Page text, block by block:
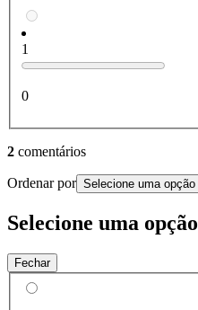
1
0
2 comentários
Ordenar por Selecione uma opção
Selecione uma opção
Fechar